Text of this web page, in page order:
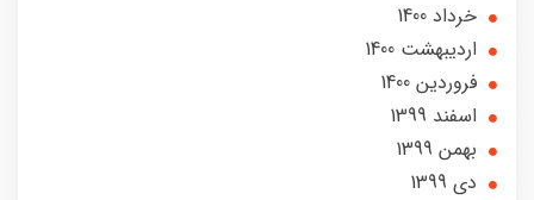
خرداد 1400
ارديبهشت 1400
فروردین 1400
اسفند 1399
بهمن 1399
دی 1399